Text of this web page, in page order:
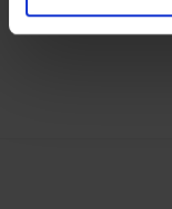
analizzare il
Calendar